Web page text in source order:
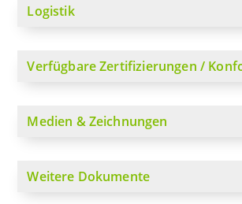
Logistik
Verfügbare Zertifizierungen /
Medien & Zeichnungen
Weitere Dokumente